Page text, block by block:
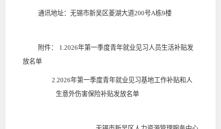
通讯地址：无锡市新吴区菱湖大道200号A栋9楼
附件： 1.2026年第一季度青年就业见习人员生活补贴发
放名单
2.2026年第一季度青年就业见习基地工作补贴和人
生意外伤害保险补贴发放名单